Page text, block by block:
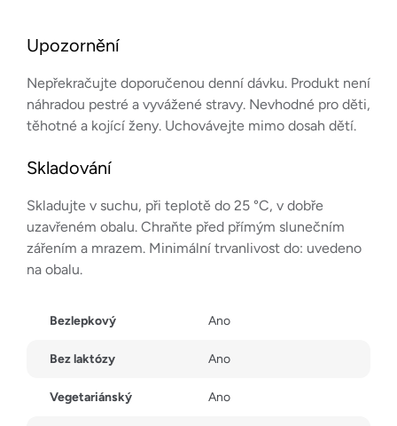
Upozornění
Nepřekračujte doporučenou denní dávku. Produkt není
náhradou pestré a vyvážené stravy. Nevhodné pro děti,
těhotné a kojící ženy. Uchovávejte mimo dosah dětí.
Skladování
Skladujte v suchu, při teplotě do 25 °C, v dobře
uzavřeném obalu. Chraňte před přímým slunečním
zářením a mrazem. Minimální trvanlivost do: uvedeno
na obalu.
Bezlepkový Ano
Bez laktózy Ano
Vegetariánský Ano